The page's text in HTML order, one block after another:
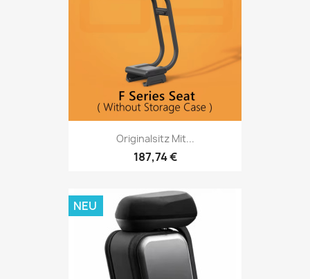
Originalsitz Mit...
187,74 €
NEU